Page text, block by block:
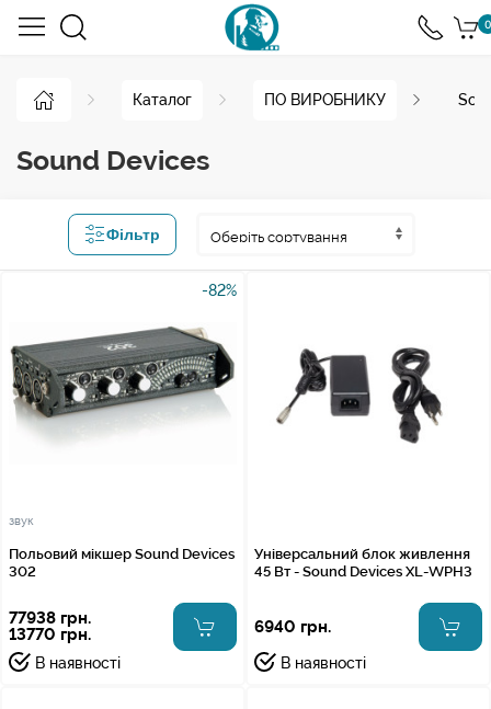
0
Каталог ПО ВИРОБНИКУ
Sound Devices
Фільтр
-82%
звук
Польовий мікшер Sound Devices
302
77938 грн.
13770 грн.
В наявності
Універсальний блок живлення
45 Вт - Sound Devices XL-WPH3
6940 грн.
В наявності